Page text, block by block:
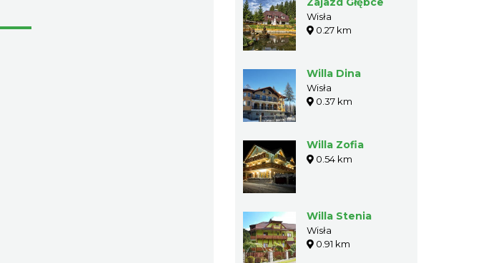
Wisła
0.27 km
Willa Dina
Wisła
0.37 km
Willa Zofia
0.54 km
Willa Stenia
Wisła
0.91 km